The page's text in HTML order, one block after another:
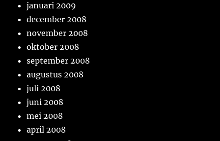
januari 2009
december 2008
november 2008
oktober 2008
september 2008
augustus 2008
juli 2008
juni 2008
mei 2008
april 2008